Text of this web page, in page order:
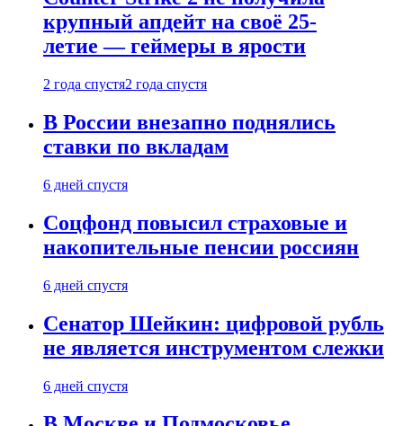
крупный апдейт на своё 25-
летие — геймеры в ярости
2 года спустя2 года спустя
В России внезапно поднялись
ставки по вкладам
6 дней спустя
Соцфонд повысил страховые и
накопительные пенсии россиян
6 дней спустя
Сенатор Шейкин: цифровой рубль
не является инструментом слежки
6 дней спустя